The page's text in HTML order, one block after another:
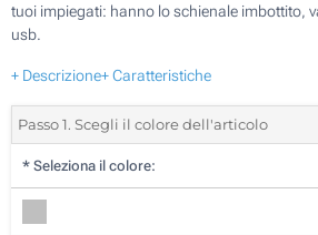
tuoi impiegati: hanno lo schienale imbottito,
usb.
+ Descrizione+ Caratteristiche
Passo 1. Scegli il colore dell'articolo
* Seleziona il colore: